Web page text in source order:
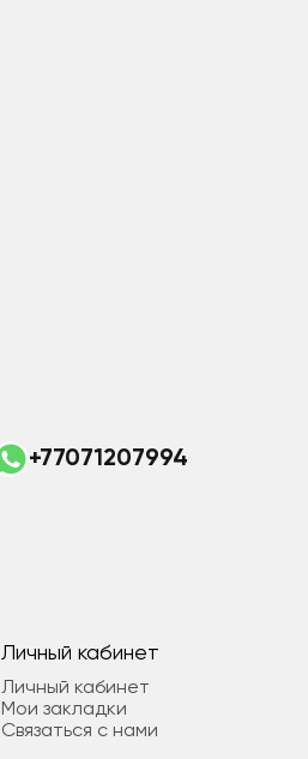
+77071207994
Личный кабинет
Личный кабинет
Мои закладки
Связаться с нами